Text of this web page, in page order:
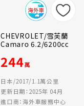
CHEVROLET/雪芙蘭
Camaro 6.2/6200cc
244萬
日本/2017/1.1萬公里
更新日期：2025年 04月
進口商：海外車服務中心